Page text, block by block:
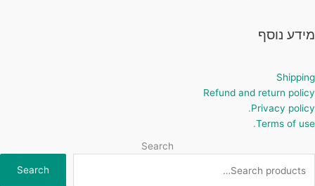
מידע נוסף
Shipping
Refund and return policy
Privacy policy
.
Terms of use
.
Search
Search